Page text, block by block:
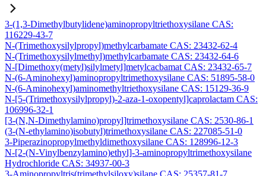
3-(1,3-Dimethylbutylidene)aminopropyltriethoxysilane CAS:
116229-43-7
N-(Trimethoxysilylpropyl)methylcarbamate CAS: 23432-62-4
N-(Trimethoxysilylmethyl)methylcarbamate CAS: 23432-64-6
N-[Dimethoxy(metyl)silylmetyl]metylcacbamat CAS: 23432-65-7
N-(6-Aminohexyl)aminopropyltrimethoxysilane CAS: 51895-58-0
N-(6-Aminohexyl)aminomethyltriethoxysilane CAS: 15129-36-9
N-[5-(Trimethoxysilylpropyl)-2-aza-1-oxopentyl]caprolactam CAS:
106996-32-1
[3-(N,N-Dimethylamino)propyl]trimethoxysilane CAS: 2530-86-1
(3-(N-ethylamino)isobutyl)trimethoxysilane CAS: 227085-51-0
3-Piperazinopropylmethyldimethoxysilane CAS: 128996-12-3
N-[2-(N-Vinylbenzylamino)ethyl]-3-aminopropyltrimethoxysilane
Hydrochloride CAS: 34937-00-3
3-Aminopropyltris(trimethylsiloxy)silane CAS: 25357-81-7